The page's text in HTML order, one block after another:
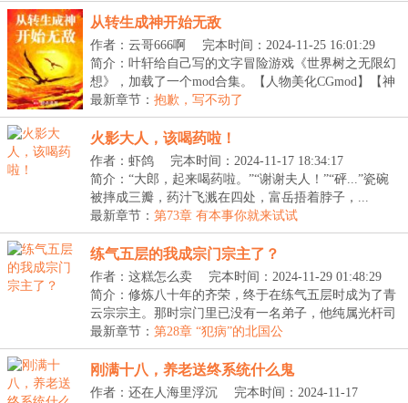
从转生成神开始无敌
作者：云哥666啊
完本时间：2024-11-25 16:01:29
简介：叶轩给自己写的文字冒险游戏《世界树之无限幻
想》，加载了一个mod合集。【人物美化CGmod】【神
器打...
最新章节： 抱歉，写不动了
火影大人，该喝药啦！
作者：虾鸽
完本时间：2024-11-17 18:34:17
简介：“大郎，起来喝药啦。”“谢谢夫人！”“砰...”瓷碗
被摔成三瓣，药汁飞溅在四处，富岳捂着脖子，...
最新章节： 第73章 有本事你就来试试
练气五层的我成宗门宗主了？
作者：这糕怎么卖
完本时间：2024-11-29 01:48:29
简介：修炼八十年的齐荣，终于在练气五层时成为了青
云宗宗主。那时宗门里已没有一名弟子，他纯属光杆司
令...
最新章节： 第28章 “犯病”的北国公
刚满十八，养老送终系统什么鬼
作者：还在人海里浮沉
完本时间：2024-11-17